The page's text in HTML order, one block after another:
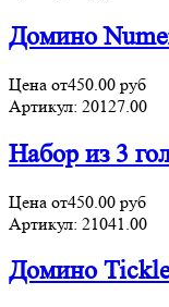
Домино
Цена от450.00 руб
Артикул: 20127.00
Набор из 3
Цена от450.00 руб
Артикул: 21041.00
Домино